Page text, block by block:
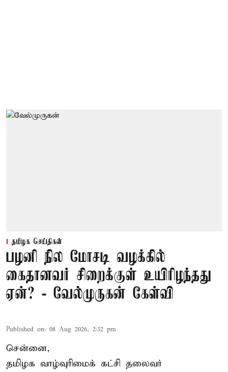
தமிழக செய்திகள்
பழனி நில மோசடி வழக்கில்
கைதானவர் சிறைக்குள் உயிரிழந்தது
ஏன்? - வேல்முருகன் கேள்வி
Published on: 08 Aug 2026, 2:32 pm
சென்னை,
தமிழக வாழ்வுரிமைக் கட்சி தலைவர்